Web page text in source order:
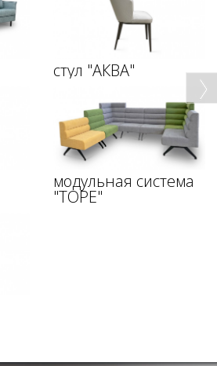
стул "АКВА"
модульная система
"ТОРЕ"